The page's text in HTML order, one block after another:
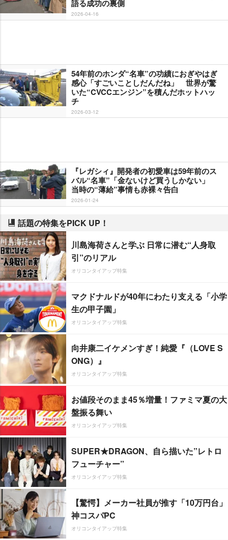
語る成功の裏側
2026-04-16
54年前のホンダ“名車”の功績におぎやはぎ
感心「すごいことしだんだね」 世界が驚
いた“CVCCエンジン”を積んだホットハッ
チ
2026-03-12
『レガシィ』開発者の初愛車は59年前のス
バル“名車”「金ないけど買うしかない」
当時の“薄給”事情も赤裸々告白
2026-01-24
話題の特集をPICK UP！
川島海荷さんと学ぶ 日常に潜む“人身取
引”のリアル
オリコンタイアップ特集
マクドナルドが40年にわたり支える「小学
生の甲子園」
オリコンタイアップ特集
向井康二イケメンすぎ！純愛『（LOVE S
ONG）』
オリコンタイアップ特集
お値段そのまま45％増量！ファミマ夏の大
盤振る舞い
オリコンタイアップ特集
SUPER★DRAGON、自ら描いた”レトロ
フューチャー”
オリコンタイアップ特集
【驚愕】メーカー社員が推す「10万円台」
神コスパPC
オリコンタイアップ特集